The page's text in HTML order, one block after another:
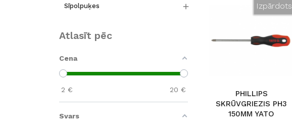
Sīpolpuķes 
Atlasīt pēc
Cena
2 € 20 €
Svars
Izpārdots
PHILLIPS
SKRŪVGRIEZIS PH3
150MM YATO